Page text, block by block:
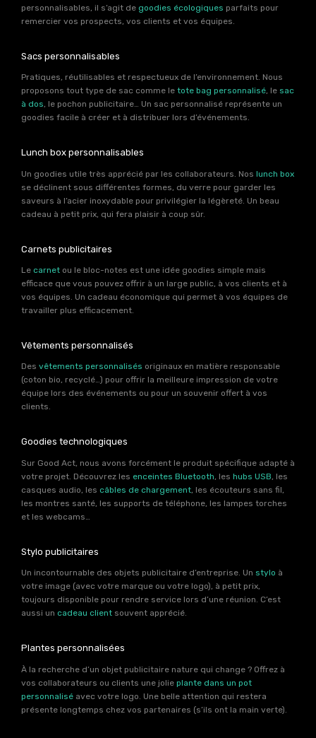
personnalisables, il s’agit de goodies écologiques parfaits pour
remercier vos prospects, vos clients et vos équipes.
Sacs personnalisables
Pratiques, réutilisables et respectueux de l’environnement. Nous
proposons tout type de sac comme le tote bag personnalisé, le sac
à dos, le pochon publicitaire… Un sac personnalisé représente un
goodies facile à créer et à distribuer lors d’événements.
Lunch box personnalisables
Un goodies utile très apprécié par les collaborateurs. Nos lunch box
se déclinent sous différentes formes, du verre pour garder les
saveurs à l’acier inoxydable pour privilégier la légèreté. Un beau
cadeau à petit prix, qui fera plaisir à coup sûr.
Carnets publicitaires
Le carnet ou le bloc-notes est une idée goodies simple mais
efficace que vous pouvez offrir à un large public, à vos clients et à
vos équipes. Un cadeau économique qui permet à vos équipes de
travailler plus efficacement.
Vêtements personnalisés
Des vêtements personnalisés originaux en matière responsable
(coton bio, recyclé…) pour offrir la meilleure impression de votre
équipe lors des événements ou pour un souvenir offert à vos
clients.
Goodies technologiques
Sur Good Act, nous avons forcément le produit spécifique adapté à
votre projet. Découvrez les enceintes Bluetooth, les hubs USB, les
casques audio, les câbles de chargement, les écouteurs sans fil,
les montres santé, les supports de téléphone, les lampes torches
et les webcams…
Stylo publicitaires
Un incontournable des objets publicitaire d’entreprise. Un stylo à
votre image (avec votre marque ou votre logo), à petit prix,
toujours disponible pour rendre service lors d’une réunion. C’est
aussi un cadeau client souvent apprécié.
Plantes personnalisées
À la recherche d’un objet publicitaire nature qui change ? Offrez à
vos collaborateurs ou clients une jolie plante dans un pot
personnalisé avec votre logo. Une belle attention qui restera
présente longtemps chez vos partenaires (s’ils ont la main verte).